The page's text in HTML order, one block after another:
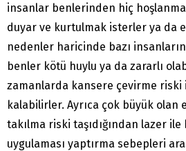
insanlar benlerinden hiç
duyar ve kurtulmak isterler ya da
nedenler haricinde bazı
benler kötü huylu ya da zararlı
zamanlarda kansere çevirme riski
kalabilirler. Ayrıca çok büyük olan
takılma riski taşıdığından lazer ile
uygulaması yaptırma sebepleri